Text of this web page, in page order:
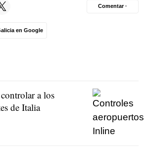
en Google
Comentar ·
a los
de Italia